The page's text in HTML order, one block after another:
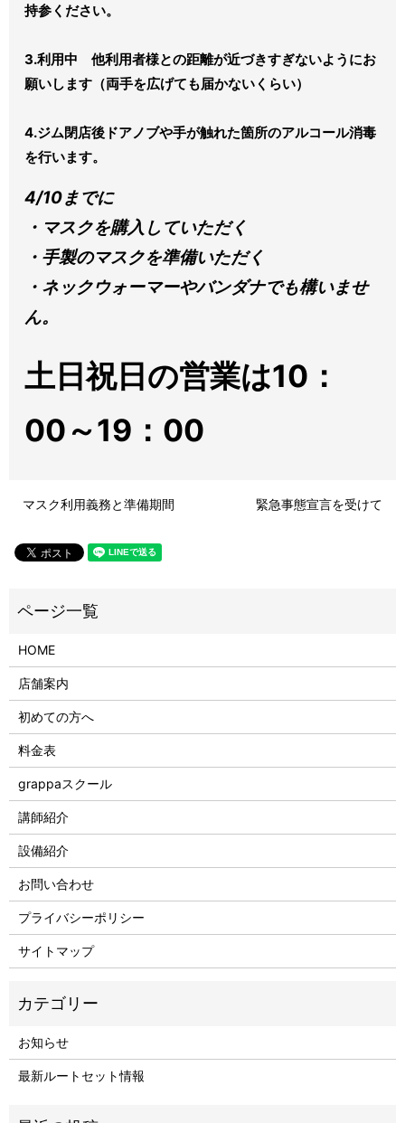
持参ください。
3.利用中 他利用者様との距離が近づきすぎないようにお
願いします（両手を広げても届かないくらい）
4.ジム閉店後ドアノブや手が触れた箇所のアルコール消毒
を行います。
4/10までに
・マスクを購入していただく
・手製のマスクを準備いただく
・ネックウォーマーやバンダナでも構いませ
ん。
土日祝日の営業は10：
00～19：00
マスク利用義務と準備期間 緊急事態宣言を受けて
HOME
店舗案内
初めての方へ
料金表
grappaスクール
講師紹介
設備紹介
お問い合わせ
プライバシーポリシー
サイトマップ
お知らせ
最新ルートセット情報